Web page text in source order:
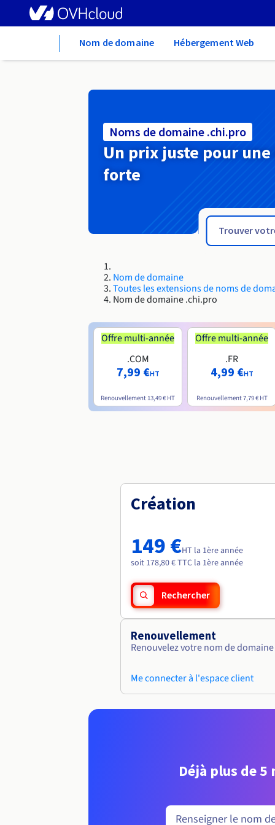
Nom de domaine Hébergement Web
Noms de domaine .chi.pro
Un prix juste pour
forte
Nom de domaine
Toutes les extensions de noms de
Nom de domaine .chi.pro
Offre multi-année
.COM
7,99 €HT
Renouvellement 13,49 € HT
Offre multi-année
.FR
4,99 €HT
Renouvellement7,79 € HT
Création
149 €HT la 1ère année
soit 178,80 € TTC la 1ère année
Rechercher
Renouvellement
Renouvelez votre nom de
Me connecter à l'espace client
Déjà plus de